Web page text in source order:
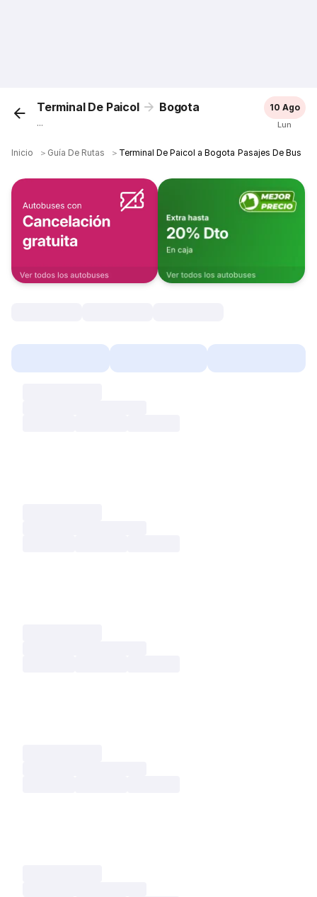
Terminal De Paicol Bogota
...
10 Ago
Lun
Inicio ＞ Guía De Rutas ＞ Terminal De Paicol a Bogota Pasajes De Bus